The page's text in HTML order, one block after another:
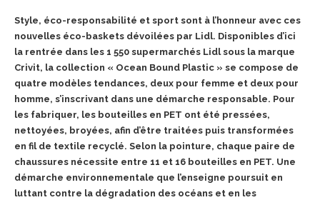
Style, éco-responsabilité et sport sont à l’honneur avec ces
nouvelles éco-baskets dévoilées par Lidl. Disponibles d’ici
la rentrée dans les 1 550 supermarchés Lidl sous la marque
Crivit, la collection « Ocean Bound Plastic » se compose de
quatre modèles tendances, deux pour femme et deux pour
homme, s’inscrivant dans une démarche responsable. Pour
les fabriquer, les bouteilles en PET ont été pressées,
nettoyées, broyées, afin d’être traitées puis transformées
en fil de textile recyclé. Selon la pointure, chaque paire de
chaussures nécessite entre 11 et 16 bouteilles en PET. Une
démarche environnementale que l’enseigne poursuit en
luttant contre la dégradation des océans et en les